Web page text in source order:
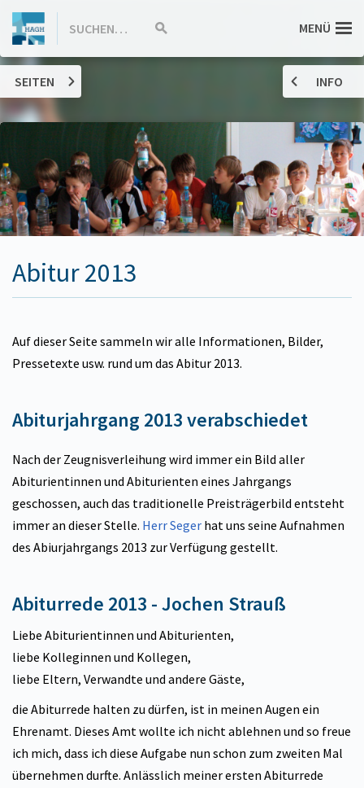
INHALT
Hannah-
Arendt-
Gymnasium
Haßloch
SUCHEN…
Suche
MENÜ
SEITEN
Abitur 2013
Auf dieser Seite sammeln wir alle Informationen, Bilder,
Pressetexte usw. rund um das Abitur 2013.
Abiturjahrgang 2013 verabschiedet
Nach der Zeugnisverleihung wird immer ein Bild aller
Abiturientinnen und Abiturienten eines Jahrgangs
geschossen, auch das traditionelle Preisträgerbild entsteht
immer an dieser Stelle. Herr Seger hat uns seine Aufnahmen
des Abiurjahrgangs 2013 zur Verfügung gestellt.
Abiturrede 2013 - Jochen Strauß
Liebe Abiturientinnen und Abiturienten,
liebe Kolleginnen und Kollegen,
liebe Eltern, Verwandte und andere Gäste,
die Abiturrede halten zu dürfen, ist in meinen Augen ein
Ehrenamt. Dieses Amt wollte ich nicht ablehnen und so freue
ich mich, dass ich diese Aufgabe nun schon zum zweiten Mal
übernehmen durfte. Anlässlich meiner ersten Abiturrede
INFO